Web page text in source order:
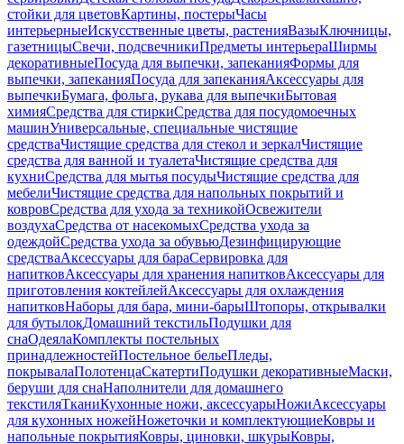
стойки для цветовКартины, постерыЧасы
интерьерныеИскусственные цветы, растенияВазыКлючницы,
газетницыСвечи, подсвечникиПредметы интерьераШирмы
декоративныеПосуда для выпечки, запеканияФормы для
выпечки, запеканияПосуда для запеканияАксессуары для
выпечкиБумага, фольга, рукава для выпечкиБытовая
химияСредства для стиркиСредства для посудомоечных
машинУниверсальные, специальные чистящие
средстваЧистящие средства для стекол и зеркалЧистящие
средства для ванной и туалетаЧистящие средства для
кухниСредства для мытья посудыЧистящие средства для
мебелиЧистящие средства для напольных покрытий и
ковровСредства для ухода за техникойОсвежители
воздухаСредства от насекомыхСредства ухода за
одеждойСредства ухода за обувьюДезинфицирующие
средстваАксессуары для бараСервировка для
напитковАксессуары для хранения напитковАксессуары для
приготовления коктейлейАксессуары для охлаждения
напитковНаборы для бара, мини-барыШтопоры, открывалки
для бутылокДомашний текстильПодушки для
снаОдеялаКомплекты постельных
принадлежностейПостельное бельеПледы,
покрывалаПолотенцаСкатертиПодушки декоративныеМаски,
беруши для снаНаполнители для домашнего
текстиляТканиКухонные ножи, аксессуарыНожиАксессуары
для кухонных ножейНожеточки и комплектующиеКовры и
напольные покрытияКовры, циновки, шкурыКовры,